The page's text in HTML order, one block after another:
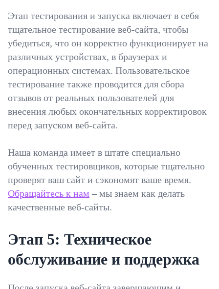
Этап тестирования и запуска включает в себя
тщательное тестирование веб-сайта, чтобы
убедиться, что он корректно функционирует на
различных устройствах, в браузерах и
операционных системах. Пользовательское
тестирование также проводится для сбора
отзывов от реальных пользователей для
внесения любых окончательных корректировок
перед запуском веб-сайта.
Наша команда имеет в штате специально
обученных тестировщиков, которые тщательно
проверят ваш сайт и сэкономят ваше время.
Обращайтесь к нам – мы знаем как делать
качественные веб-сайты.
Этап 5: Техническое
обслуживание и поддержка